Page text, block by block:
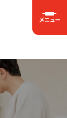
メニュー